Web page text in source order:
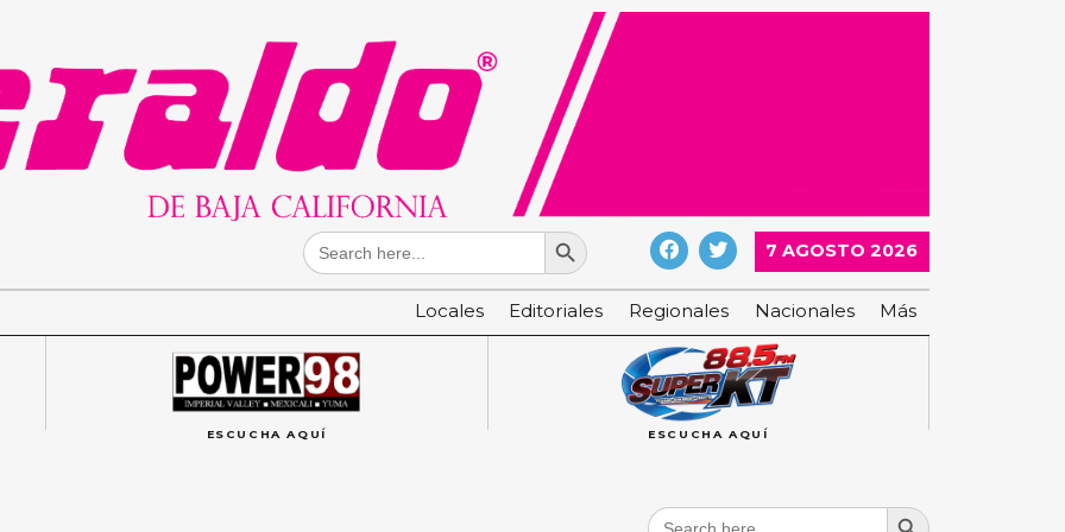
Search
for:
Search Button
7 AGOSTO 2026
Locales Editoriales Regionales Nacionales Más
ESCUCHA AQUÍ ESCUCHA AQUÍ
Search
Search Button